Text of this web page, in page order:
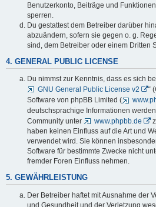
Benutzerkonto, Beiträge und
sperren.
Du gestattest dem Betreiber darüber
abzuändern, sofern sie gegen o. g.
sind, dem Betreiber oder einem Dritten
4. GENERAL PUBLIC LICENSE
Du nimmst zur Kenntnis, dass es sich
GNU General Public License v2
“
Software von phpBB Limited (
deutschsprachige Informationen
Community unter
www.phpbb.de
haben keinen Einfluss auf die Art und
verwendet wird. Sie können
Software für bestimmte Zwecke nicht
fremder Foren Einfluss nehmen.
5. GEWÄHRLEISTUNG
Der Betreiber haftet mit Ausnahme der
und Gesundheit und der Verletzung